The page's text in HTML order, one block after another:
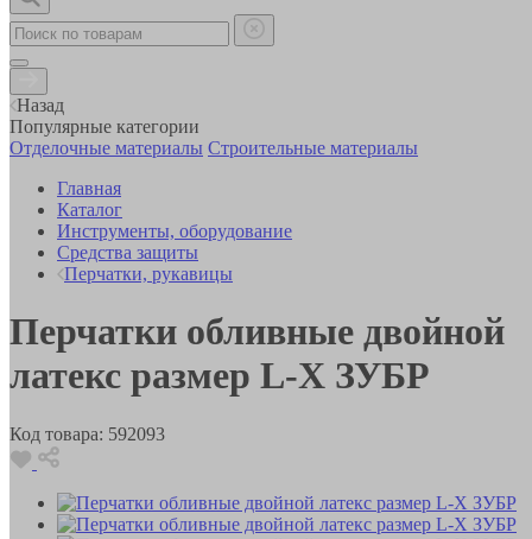
Назад
Популярные категории
Отделочные материалы Строительные материалы
Главная
Каталог
Инструменты, оборудование
Средства защиты
Перчатки, рукавицы
Перчатки обливные двойной
латекс размер L-X ЗУБР
Код товара: 592093